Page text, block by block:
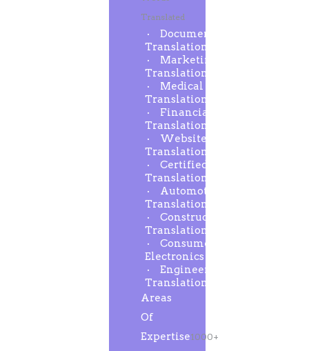
Translated
Document
Translation
Marketing
Translation
Medical
Translation
Financial
Translation
Website
Translation
Certified
Translation
Automotive
Translation
Construction
Translation
Consumer
Electronics
Engineering
Translation
Areas
Of
Expertise1000+